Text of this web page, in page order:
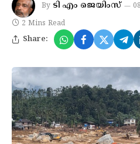
By ടി എം ജെയിംസ്
2 Mins Read
Share: